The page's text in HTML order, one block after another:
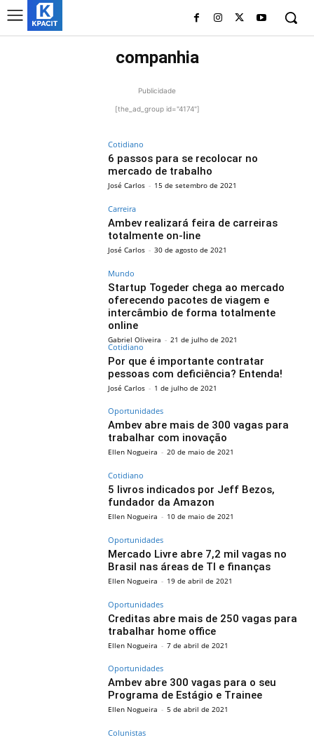
companhia
Publicidade
[the_ad_group id="4174"]
Cotidiano
6 passos para se recolocar no
mercado de trabalho
José Carlos - 15 de setembro de 2021
Carreira
Ambev realizará feira de carreiras
totalmente on-line
José Carlos - 30 de agosto de 2021
Mundo
Startup Togeder chega ao mercado
oferecendo pacotes de viagem e
intercâmbio de forma totalmente
online
Gabriel Oliveira - 21 de julho de 2021
Cotidiano
Por que é importante contratar
pessoas com deficiência? Entenda!
José Carlos - 1 de julho de 2021
Oportunidades
Ambev abre mais de 300 vagas para
trabalhar com inovação
Ellen Nogueira - 20 de maio de 2021
Cotidiano
5 livros indicados por Jeff Bezos,
fundador da Amazon
Ellen Nogueira - 10 de maio de 2021
Oportunidades
Mercado Livre abre 7,2 mil vagas no
Brasil nas áreas de TI e finanças
Ellen Nogueira - 19 de abril de 2021
Oportunidades
Creditas abre mais de 250 vagas para
trabalhar home office
Ellen Nogueira - 7 de abril de 2021
Oportunidades
Ambev abre 300 vagas para o seu
Programa de Estágio e Trainee
Ellen Nogueira - 5 de abril de 2021
Colunistas